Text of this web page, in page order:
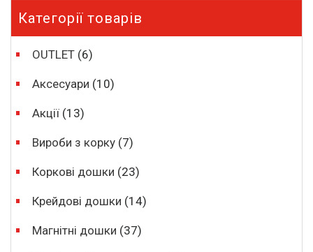
Категорії товарів
OUTLET (6)
Аксесуари (10)
Акції (13)
Вироби з корку (7)
Коркові дошки (23)
Крейдові дошки (14)
Магнітні дошки (37)